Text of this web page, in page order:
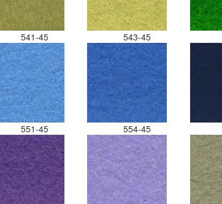
541-45 543-45
551-45 554-45